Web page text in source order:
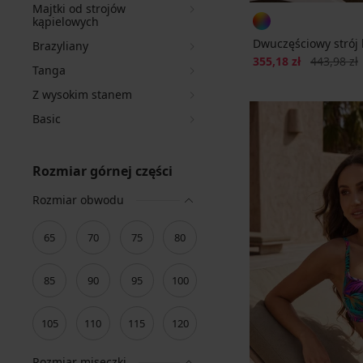
Majtki od strojów
kąpielowych
Brazyliany
Tanga
Z wysokim stanem
Basic
Rozmiar górnej części
Rozmiar obwodu
65 70 75 80
85 90 95 100
105 110 115 120
Dwuczęściowy strój
Zniżka
355,18 zł Pierwotna
443,98 zł